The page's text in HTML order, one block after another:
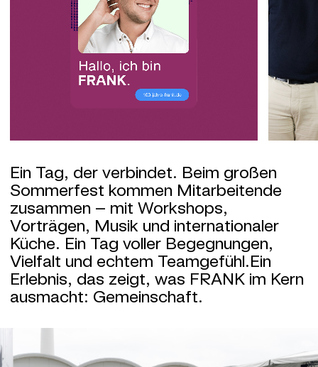
Ein Tag, der verbindet. Beim großen
Sommerfest kommen Mitarbeitende
zusammen – mit Workshops,
Vorträgen, Musik und internationaler
Küche. Ein Tag voller Begegnungen,
Vielfalt und echtem Teamgefühl.Ein
Erlebnis, das zeigt, was FRANK im Kern
ausmacht: Gemeinschaft.